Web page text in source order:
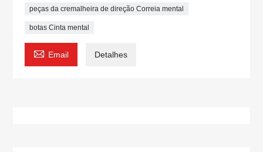
peças da cremalheira de direção Correia mental
botas Cinta mental
 Email Detalhes